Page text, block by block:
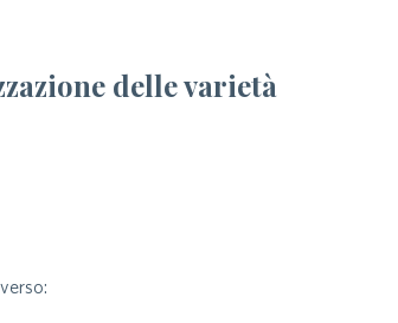
delle varietà